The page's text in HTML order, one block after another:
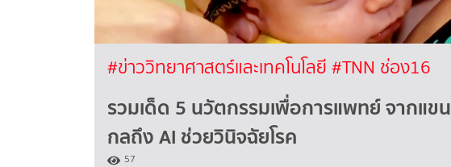
#ข่าววิทยาศาสตร์และเทคโนโลยี #TNN ช่อง16
รวมเด็ด 5 นวัตกรรมเพื่อการแพทย์ จากแขน
กลถึง AI ช่วยวินิจฉัยโรค
57